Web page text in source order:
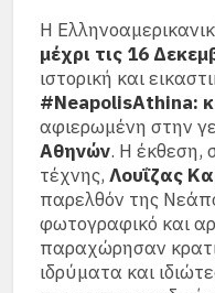
Η
μέχρι τις 16
ιστορική και
#NeapolisAthina:
αφιερωμένη στην
Αθηνών. Η έκθεση,
τέχνης, Λουΐζας
παρελθόν της
φωτογραφικό και
παραχώρησαν
ιδρύματα και